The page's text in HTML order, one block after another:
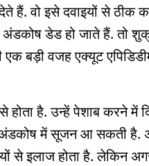
हैं. वो इसे दवाइयों से
डेड हो जाते हैं. तो
बड़ी वजह एक्यूट
होता है. उन्हें पेशाब करने में
में सूजन आ सकती है.
से इलाज होता है. लेकिन